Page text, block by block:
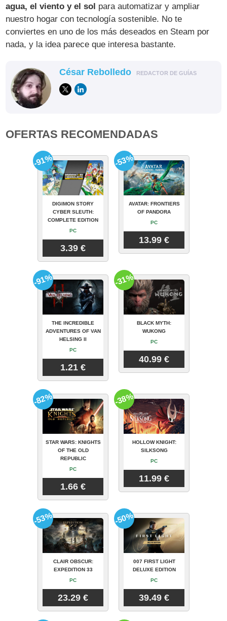
agua, el viento y el sol para automatizar y ampliar
nuestro hogar con tecnología sostenible. No te
conviertes en uno de los más deseados en Steam por
nada, y la idea parece que interesa bastante.
César Rebolledo REDACTOR DE GUÍAS
OFERTAS RECOMENDADAS
DIGIMON STORY
CYBER SLEUTH:
COMPLETE EDITION
PC
3.39 €
-91%
AVATAR: FRONTIERS
OF PANDORA
PC
13.99 €
-53%
THE INCREDIBLE
ADVENTURES OF VAN
HELSING II
PC
1.21 €
-91%
BLACK MYTH:
WUKONG
PC
40.99 €
-31%
STAR WARS: KNIGHTS
OF THE OLD
REPUBLIC
PC
1.66 €
-82%
HOLLOW KNIGHT:
SILKSONG
PC
11.99 €
-38%
CLAIR OBSCUR:
EXPEDITION 33
PC
23.29 €
-53%
007 FIRST LIGHT
DELUXE EDITION
PC
39.49 €
-50%